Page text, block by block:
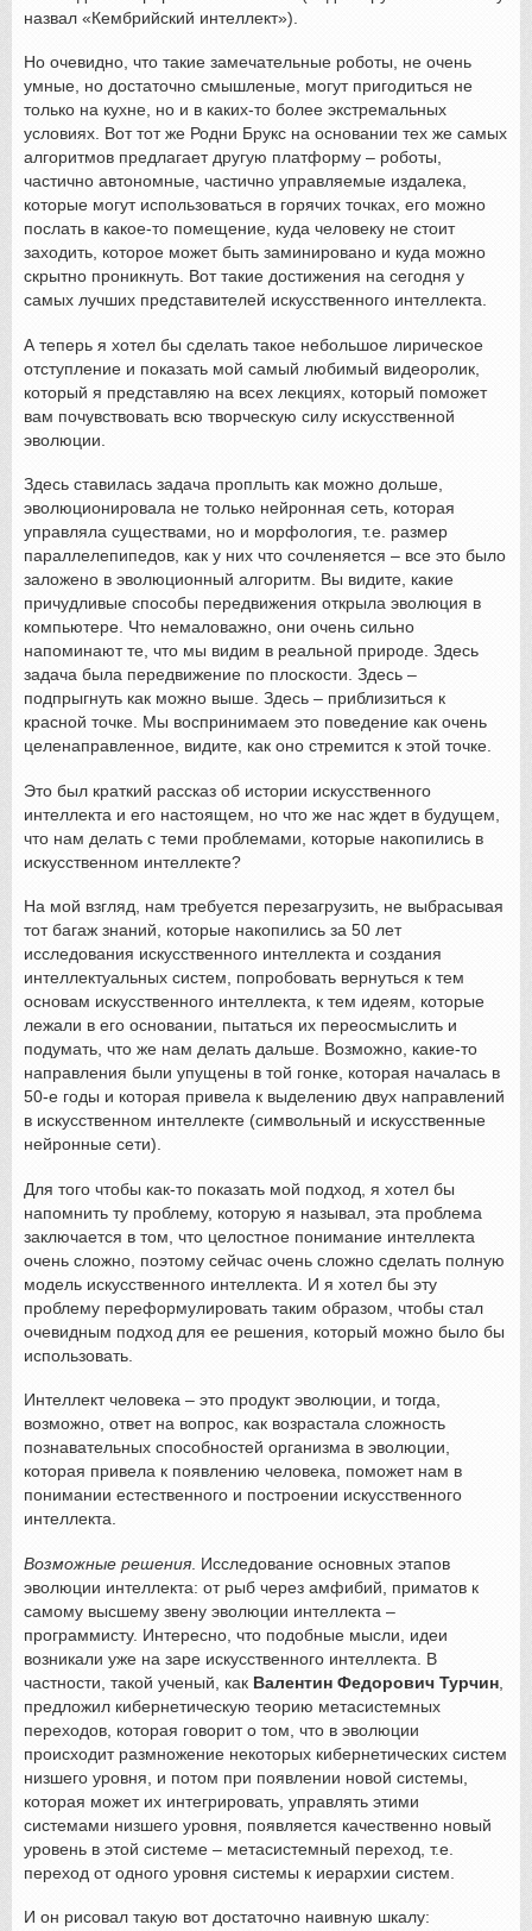
назвал «Кембрийский интеллект»).
Но очевидно, что такие замечательные роботы, не очень
умные, но достаточно смышленые, могут пригодиться не
только на кухне, но и в каких-то более экстремальных
условиях. Вот тот же Родни Брукс на основании тех же самых
алгоритмов предлагает другую платформу – роботы,
частично автономные, частично управляемые издалека,
которые могут использоваться в горячих точках, его можно
послать в какое-то помещение, куда человеку не стоит
заходить, которое может быть заминировано и куда можно
скрытно проникнуть. Вот такие достижения на сегодня у
самых лучших представителей искусственного интеллекта.
А теперь я хотел бы сделать такое небольшое лирическое
отступление и показать мой самый любимый видеоролик,
который я представляю на всех лекциях, который поможет
вам почувствовать всю творческую силу искусственной
эволюции.
Здесь ставилась задача проплыть как можно дольше,
эволюционировала не только нейронная сеть, которая
управляла существами, но и морфология, т.е. размер
параллелепипедов, как у них что сочленяется – все это было
заложено в эволюционный алгоритм. Вы видите, какие
причудливые способы передвижения открыла эволюция в
компьютере. Что немаловажно, они очень сильно
напоминают те, что мы видим в реальной природе. Здесь
задача была передвижение по плоскости. Здесь –
подпрыгнуть как можно выше. Здесь – приблизиться к
красной точке. Мы воспринимаем это поведение как очень
целенаправленное, видите, как оно стремится к этой точке.
Это был краткий рассказ об истории искусственного
интеллекта и его настоящем, но что же нас ждет в будущем,
что нам делать с теми проблемами, которые накопились в
искусственном интеллекте?
На мой взгляд, нам требуется перезагрузить, не выбрасывая
тот багаж знаний, которые накопились за 50 лет
исследования искусственного интеллекта и создания
интеллектуальных систем, попробовать вернуться к тем
основам искусственного интеллекта, к тем идеям, которые
лежали в его основании, пытаться их переосмыслить и
подумать, что же нам делать дальше. Возможно, какие-то
направления были упущены в той гонке, которая началась в
50-е годы и которая привела к выделению двух направлений
в искусственном интеллекте (символьный и искусственные
нейронные сети).
Для того чтобы как-то показать мой подход, я хотел бы
напомнить ту проблему, которую я называл, эта проблема
заключается в том, что целостное понимание интеллекта
очень сложно, поэтому сейчас очень сложно сделать полную
модель искусственного интеллекта. И я хотел бы эту
проблему переформулировать таким образом, чтобы стал
очевидным подход для ее решения, который можно было бы
использовать.
Интеллект человека – это продукт эволюции, и тогда,
возможно, ответ на вопрос, как возрастала сложность
познавательных способностей организма в эволюции,
которая привела к появлению человека, поможет нам в
понимании естественного и построении искусственного
интеллекта.
Возможные решения. Исследование основных этапов
эволюции интеллекта: от рыб через амфибий, приматов к
самому высшему звену эволюции интеллекта –
программисту. Интересно, что подобные мысли, идеи
возникали уже на заре искусственного интеллекта. В
частности, такой ученый, как Валентин Федорович Турчин,
предложил кибернетическую теорию метасистемных
переходов, которая говорит о том, что в эволюции
происходит размножение некоторых кибернетических систем
низшего уровня, и потом при появлении новой системы,
которая может их интегрировать, управлять этими
системами низшего уровня, появляется качественно новый
уровень в этой системе – метасистемный переход, т.е.
переход от одного уровня системы к иерархии систем.
И он рисовал такую вот достаточно наивную шкалу: